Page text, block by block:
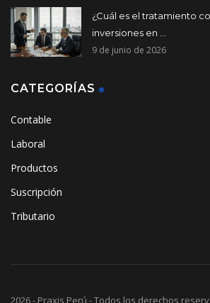
¿Cuál es el tratamiento
inversiones en ...
9 de junio de 2026
CATEGORÍAS
Contable
Laboral
Productos
Suscripción
Tributario
2026 - Praxis Perú - Todos los derechos